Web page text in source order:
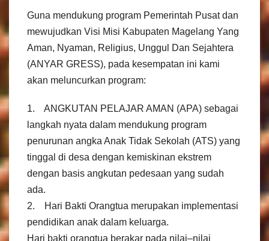
Guna mendukung program Pemerintah Pusat dan
mewujudkan Visi Misi Kabupaten Magelang Yang
Aman, Nyaman, Religius, Unggul Dan Sejahtera
(ANYAR GRESS), pada kesempatan ini kami
akan meluncurkan program:
1. ANGKUTAN PELAJAR AMAN (APA) sebagai
langkah nyata dalam mendukung program
penurunan angka Anak Tidak Sekolah (ATS) yang
tinggal di desa dengan kemiskinan ekstrem
dengan basis angkutan pedesaan yang sudah
ada.
2. Hari Bakti Orangtua merupakan implementasi
pendidikan anak dalam keluarga.
Hari bakti orangtua berakar pada nilai–nilai